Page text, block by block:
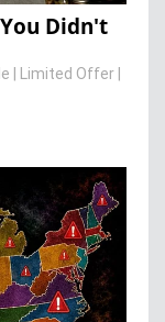
Didn't
| Limited Offer |